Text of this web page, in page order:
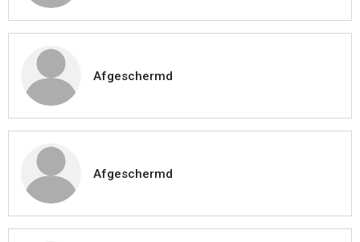
Afgeschermd
Afgeschermd